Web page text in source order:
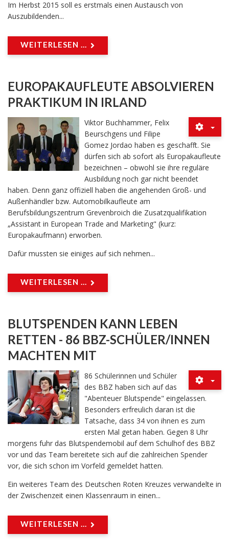
Im Herbst 2015 soll es erstmals einen Austausch von
Auszubildenden...
WEITERLESEN ...
EUROPAKAUFLEUTE ABSOLVIEREN
PRAKTIKUM IN IRLAND
Viktor Buchhammer, Felix
Beurschgens und Filipe
Gomez Jordao haben es geschafft. Sie
dürfen sich ab sofort als Europakaufleute
bezeichnen – obwohl sie ihre reguläre
Ausbildung noch gar nicht beendet
haben. Denn ganz offiziell haben die angehenden Groß- und
Außenhändler bzw. Automobilkaufleute am
Berufsbildungszentrum Grevenbroich die Zusatzqualifikation
„Assistant in European Trade and Marketing" (kurz:
Europakaufmann) erworben.
Dafür mussten sie einiges auf sich nehmen...
WEITERLESEN ...
BLUTSPENDEN KANN LEBEN
RETTEN - 86 BBZ-SCHÜLER/INNEN
MACHTEN MIT
86 Schülerinnen und Schüler
des BBZ haben sich auf das
"Abenteuer Blutspende" eingelassen.
Besonders erfreulich daran ist die
Tatsache, dass 34 von ihnen es zum
ersten Mal getan haben. Gegen 8 Uhr
morgens fuhr das Blutspendemobil auf dem Schulhof des BBZ
vor und das Team bereitete sich auf die zahlreichen Spender
vor, die sich schon im Vorfeld gemeldet hatten.
Ein weiteres Team des Deutschen Roten Kreuzes verwandelte in
der Zwischenzeit einen Klassenraum in einen...
WEITERLESEN ...